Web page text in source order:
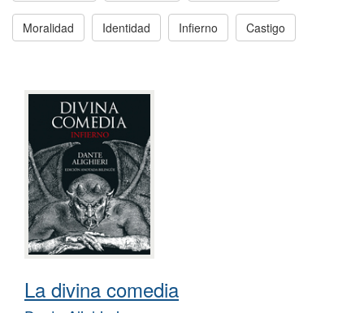
Moralidad Identidad Infierno Castigo
La divina comedia